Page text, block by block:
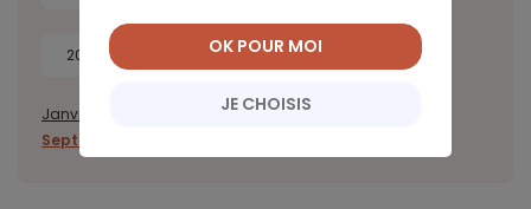
2018
Janvier Avril Mai Juin
Septembre
JE CHOISIS
OK POUR MOI